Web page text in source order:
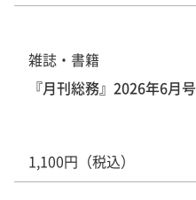
雑誌・書籍
『月刊総務』2026年6月号
1,100円（税込）